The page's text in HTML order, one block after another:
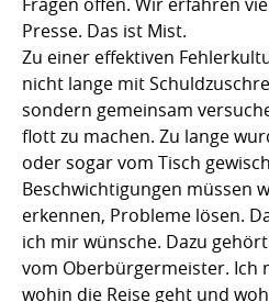
Presse. Das ist Mist.
Zu einer effektiven
nicht lange mit
sondern gemeinsam
flott zu machen. Zu lange
oder sogar vom Tisch
Beschwichtigungen müssen
erkennen, Probleme lösen.
ich mir wünsche. Dazu
vom Oberbürgermeister. Ich
wohin die Reise geht und